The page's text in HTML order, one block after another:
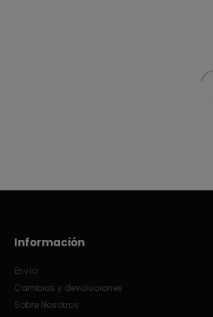
Información
Envío
Cambios y devoluciones
Sobre Nosotros